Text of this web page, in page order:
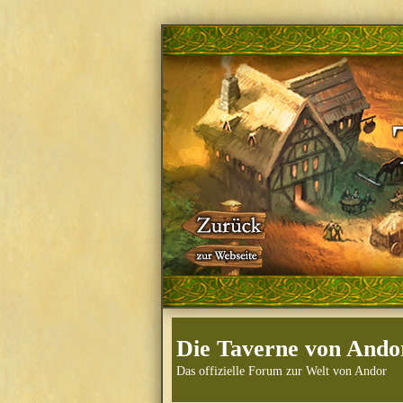
Die Taverne von
Das offizielle Forum zur Welt von Andor